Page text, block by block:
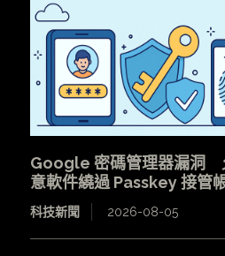
Google 密碼管理器漏洞
意軟件繞過 Passkey 接管
科技新聞 2026-08-05